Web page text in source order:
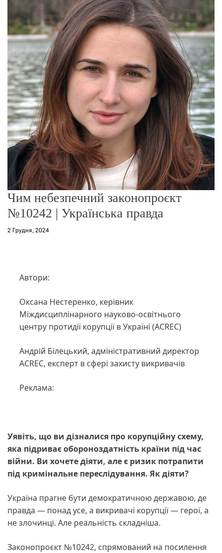
е
ж
и
м
у
Чим небезпечний законопроєкт
№10242 | Українська правда
2 Грудня, 2024
Автори:
Оксана Нестеренко, керівник
Міждисциплінарного науково-освітнього
центру протидії корупції в Україні (ACREC)
Андрій Білецький, адміністративний директор
ACREC, експерт в сфері захисту викривачів
Реклама:
Уявіть, що ви дізналися про корупційну схему,
яка підриває обороноздатність країни під час
війни. Ви хочете діяти, але є ризик потрапити
під кримінальне переслідування. Як діяти?
Україна прагне бути демократичною державою, де
правда — понад усе, а викривачі корупції — герої, а
не злочинці. Але реальність складніша.
Законопроєкт №10242, спрямований на посилення